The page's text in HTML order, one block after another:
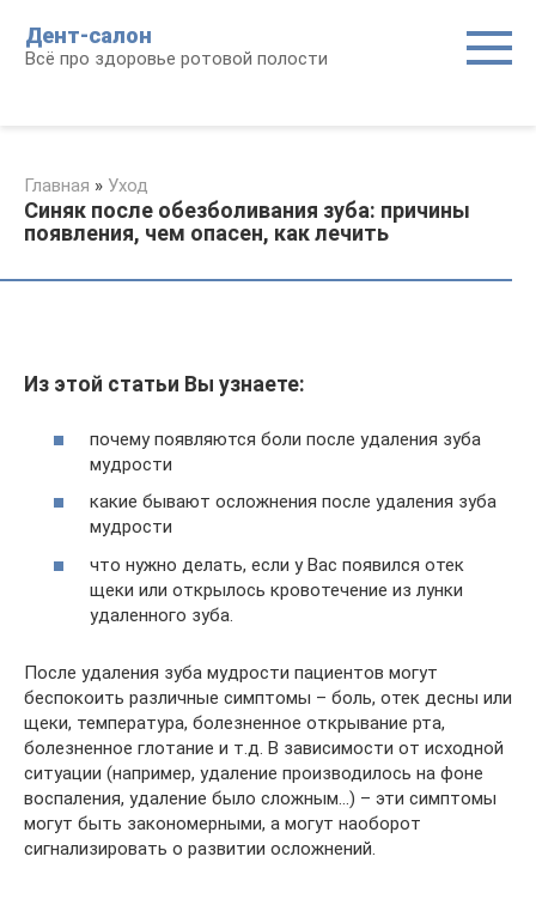
контенту
Дент-салон
Всё про здоровье ротовой полости
Главная » Уход
Синяк после обезболивания зуба: причины
появления, чем опасен, как лечить
Из этой статьи Вы узнаете:
почему появляются боли после удаления зуба
мудрости
какие бывают осложнения после удаления зуба
мудрости
что нужно делать, если у Вас появился отек
щеки или открылось кровотечение из лунки
удаленного зуба.
После удаления зуба мудрости пациентов могут
беспокоить различные симптомы – боль, отек десны или
щеки, температура, болезненное открывание рта,
болезненное глотание и т.д. В зависимости от исходной
ситуации (например, удаление производилось на фоне
воспаления, удаление было сложным…) – эти симптомы
могут быть закономерными, а могут наоборот
сигнализировать о развитии осложнений.